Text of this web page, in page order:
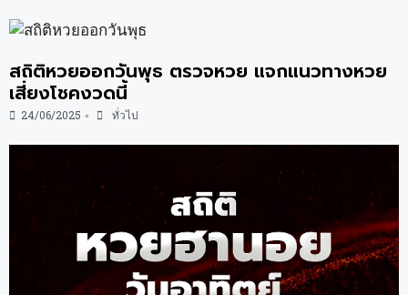
สถิติหวยออกวันพุธ ตรวจหวย แจกแนวทางหวย
เสี่ยงโชคงวดนี้
24/06/2025 • ทั่วไป